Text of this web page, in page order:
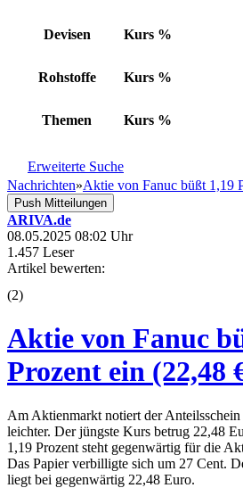
Devisen Kurs %
Rohstoffe Kurs %
Themen Kurs %
Erweiterte Suche
Nachrichten»Aktie von Fanuc büßt 1,19
Push Mitteilungen
ARIVA.de
08.05.2025 08:02 Uhr
1.457 Leser
Artikel bewerten:
(2)
Aktie von Fanuc
Prozent ein (22,48
Am Aktienmarkt notiert der
leichter. Der jüngste Kurs betrug 22,48
1,19 Prozent steht gegenwärtig für die
Das Papier verbilligte sich um 27 Cent.
liegt bei gegenwärtig 22,48 Euro.